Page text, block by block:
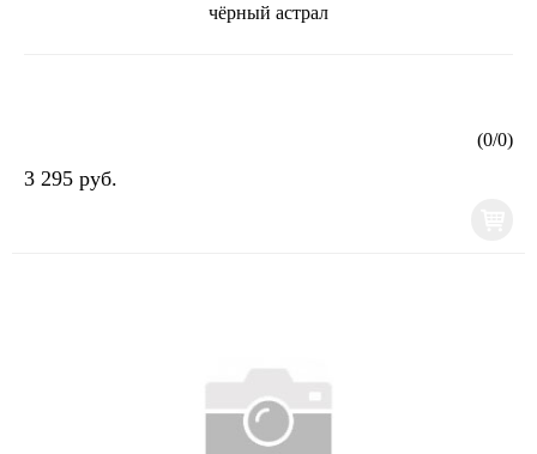
чёрный астрал
(0/0)
3 295 руб.